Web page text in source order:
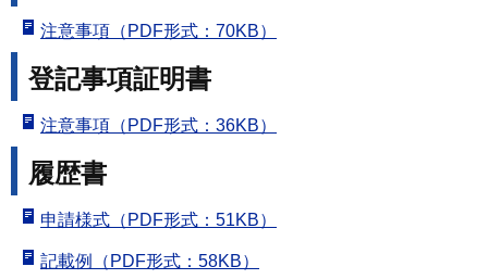
注意事項（PDF形式：70KB）
登記事項証明書
注意事項（PDF形式：36KB）
履歴書
申請様式（PDF形式：51KB）
記載例（PDF形式：58KB）